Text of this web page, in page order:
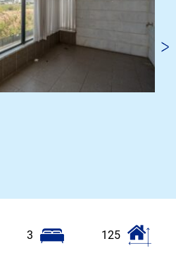
125
3